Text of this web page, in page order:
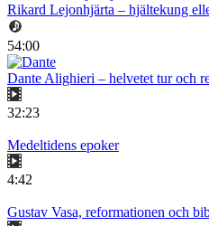
Rikard Lejonhjärta – hjältekung
54:00
Dante Alighieri – helvetet tur och
32:23
Medeltidens epoker
4:42
Gustav Vasa, reformationen och